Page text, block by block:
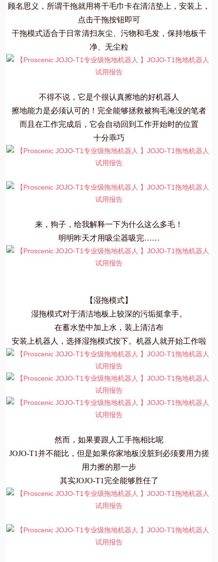
顾名思义，所谓干拖就用将干毛巾卡在清洁垫上，安装上，
点击干拖按钮即可
干拖模式适合于日常清扫灰尘、污物和毛发，保持地板干
净、无尘粒
不得不说，它是个很认真擦地的好机器人
擦地能力是必须认可的！完全能够拯救被狗毛淹没的笔者
而且在工作完成后，它会自动回到工作开始时的位置
十分乖巧
来，狗子，给我解释一下为什么这么多毛！
明明昨天才用吸尘器吸完……
【湿拖模式】
湿拖模式对于清洁地板上较深的污垢挺拿手。
在蓄水垫中加上水，装上清洁布
安装上机器人，选择湿拖模式按下。机器人就开始工作啦
然而，如果要跟人工手拖相比呢
JOJO-T1并不能比，但是如果你家地板没脏到必须要用力搓
用力擦的那一步
其实JOJO-T1完全能够胜任了